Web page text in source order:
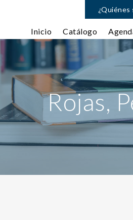
¿Quiénes
Inicio Catálogo
Rojas,